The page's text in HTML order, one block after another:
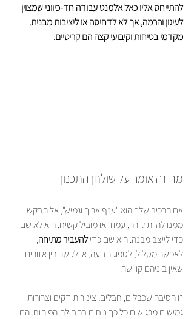
להתייחס אליו כאל אלמנט עבודה חד-כיווני שמצוין
לעיגון והרמה, אך לא לדחיסה או ליציבות מבנית.
מקדמי בטיחות וקיבועי קצה הם קריטיים.
מה זה אומר על שולחן התכנון
אם הרכיב שלך הוא "ענף ארוך וגמיש", אל תבקש
ממנו להיות קורה, עמוד או מוביל קשיח. הוא לא שם
כדי לייצב מבנה. הוא שם כדי להעביר מתיחה,
לאפשר מסלול, לספוג תנועה, או לקשר בין אזורים
שאין ביניהם קו ישר.
זו הסיבה שכבלים, חבלים, צינורות דקים וצרורות
גמישים מרגישים כל כך נוחים בתחילת הפיתוח. הם